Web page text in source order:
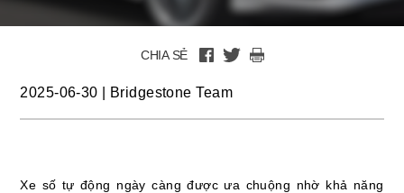
CHIA SẺ
2025-06-30 Bridgestone Team
Xe số tự động ngày càng được ưa chuộng nhờ khả năng